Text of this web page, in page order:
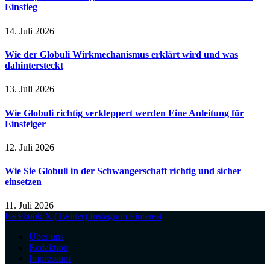
Einstieg
14. Juli 2026
Wie der Globuli Wirkmechanismus erklärt wird und was
dahintersteckt
13. Juli 2026
Wie Globuli richtig verkleppert werden Eine Anleitung für
Einsteiger
12. Juli 2026
Wie Sie Globuli in der Schwangerschaft richtig und sicher
einsetzen
11. Juli 2026
Facebook X (Twitter) Instagram Pinterest
Über uns
Redaktion
Impressum